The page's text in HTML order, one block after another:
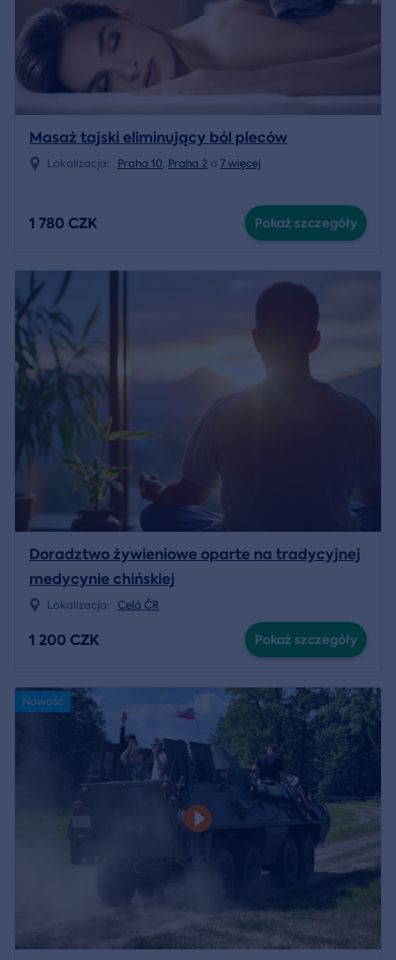
Masaż tajski eliminujący ból pleców
Lokalizacja: Praha 10, Praha 2 a 7 więcej
1 780 CZK Pokaż szczegóły
Doradztwo żywieniowe oparte na tradycyjnej
medycynie chińskiej
Lokalizacja: Celá ČR
1 200 CZK Pokaż szczegóły
Nowość